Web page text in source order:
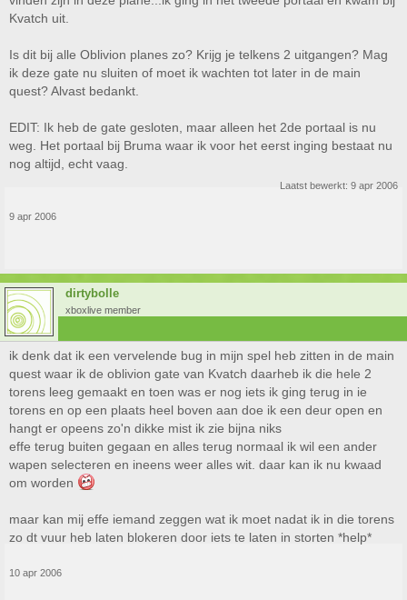
Kvatch uit.
Is dit bij alle Oblivion planes zo? Krijg je telkens 2 uitgangen? Mag
ik deze gate nu sluiten of moet ik wachten tot later in de main
quest? Alvast bedankt.
EDIT: Ik heb de gate gesloten, maar alleen het 2de portaal is nu
weg. Het portaal bij Bruma waar ik voor het eerst inging bestaat nu
nog altijd, echt vaag.
Laatst bewerkt: 9 apr 2006
9 apr 2006
dirtybolle
xboxlive member
ik denk dat ik een vervelende bug in mijn spel heb zitten in de main
quest waar ik de oblivion gate van Kvatch daarheb ik die hele 2
torens leeg gemaakt en toen was er nog iets ik ging terug in ie
torens en op een plaats heel boven aan doe ik een deur open en
hangt er opeens zo'n dikke mist ik zie bijna niks
effe terug buiten gegaan en alles terug normaal ik wil een ander
wapen selecteren en ineens weer alles wit. daar kan ik nu kwaad
om worden
maar kan mij effe iemand zeggen wat ik moet nadat ik in die torens
zo dt vuur heb laten blokeren door iets te laten in storten *help*
10 apr 2006